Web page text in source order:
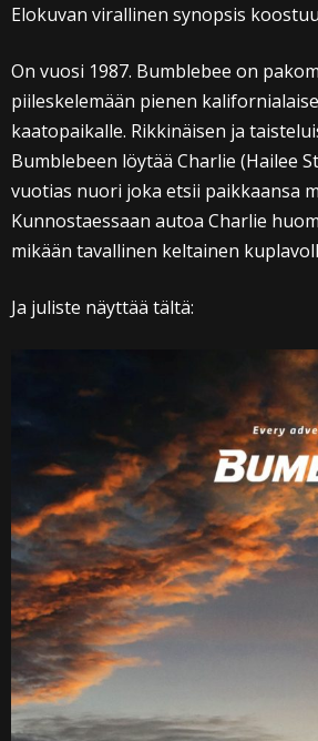
Elokuvan virallinen synopsis
On vuosi 1987. Bumblebee on
piileskelemään pienen
kaatopaikalle. Rikkinäisen ja
Bumblebeen löytää Charlie (Hailee
vuotias nuori joka etsii paikkaansa
Kunnostaessaan autoa Charlie
mikään tavallinen keltainen
Ja juliste näyttää tältä: